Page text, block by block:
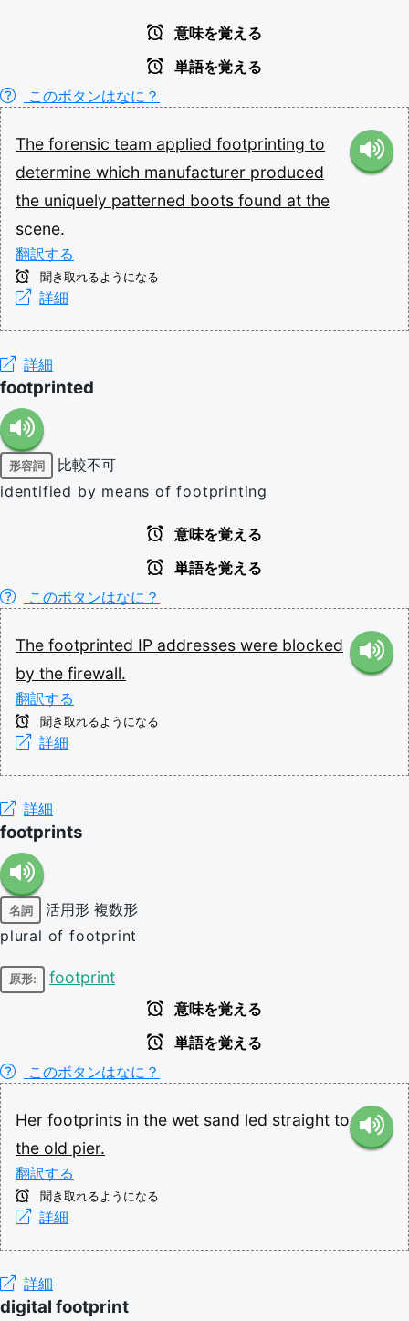
意味を覚える
単語を覚える
このボタンはなに？
The forensic team applied footprinting to
determine which manufacturer produced
the uniquely patterned boots found at the
scene.
翻訳する
聞き取れるようになる
詳細
詳細
footprinted
形容詞
比較不可
identified by means of footprinting
意味を覚える
単語を覚える
このボタンはなに？
The footprinted IP addresses were blocked
by the firewall.
翻訳する
聞き取れるようになる
詳細
詳細
footprints
名詞 活用形 複数形
plural of footprint
原形: footprint
意味を覚える
単語を覚える
このボタンはなに？
Her footprints in the wet sand led straight to
the old pier.
翻訳する
聞き取れるようになる
詳細
詳細
digital footprint